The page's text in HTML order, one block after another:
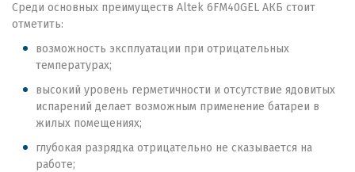
Среди основных преимуществ Altek 6FM40GEL АКБ стоит
отметить:
возможность эксплуатации при отрицательных
температурах;
высокий уровень герметичности и отсутствие ядовитых
испарений делает возможным применение батареи в
жилых помещениях;
глубокая разрядка отрицательно не сказывается на
работе;